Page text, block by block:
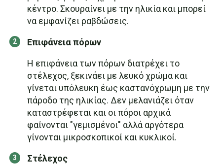
κέντρο. Σκουραίνει με την ηλικία και μπορεί
να εμφανίζει ραβδώσεις.
Επιφάνεια πόρων
Η επιφάνεια των πόρων διατρέχει το
στέλεχος, ξεκινάει με λευκό χρώμα και
γίνεται υπόλευκη έως καστανόχρωμη με την
πάροδο της ηλικίας. Δεν μελανιάζει όταν
καταστρέφεται και οι πόροι αρχικά
φαίνονται "γεμισμένοι" αλλά αργότερα
γίνονται μικροσκοπικοί και κυκλικοί.
Στέλεχος